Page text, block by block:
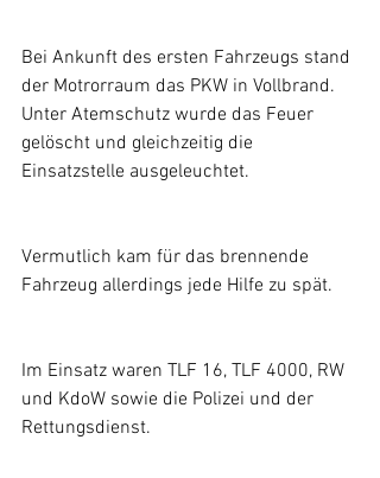
Bei Ankunft des ersten Fahrzeugs stand
der Motrorraum das PKW in Vollbrand.
Unter Atemschutz wurde das Feuer
gelöscht und gleichzeitig die
Einsatzstelle ausgeleuchtet.
Vermutlich kam für das brennende
Fahrzeug allerdings jede Hilfe zu spät.
Im Einsatz waren TLF 16, TLF 4000, RW
und KdoW sowie die Polizei und der
Rettungsdienst.